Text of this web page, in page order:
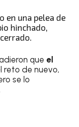
en una pelea de
hinchado,
que el
reto de nuevo,
se lo